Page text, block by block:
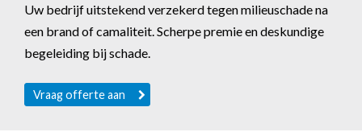
Uw bedrijf uitstekend verzekerd tegen milieuschade na
een brand of camaliteit. Scherpe premie en deskundige
begeleiding bij schade.
Vraag offerte aan